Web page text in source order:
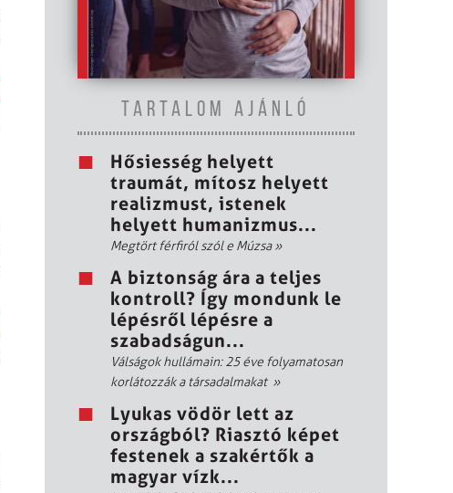
TARTALOM AJÁNLÓ
Hősiesség helyett
traumát, mítosz helyett
realizmust, istenek
helyett humanizmus...
Megtört férfiról szól e Múzsa»
A biztonság ára a teljes
kontroll? Így mondunk le
lépésről lépésre a
szabadságun...
Válságok hullámain: 25 éve folyamatosan
korlátozzák a társadalmakat »
Lyukas vödör lett az
országból? Riasztó képet
festenek a szakértők a
magyar vízk...